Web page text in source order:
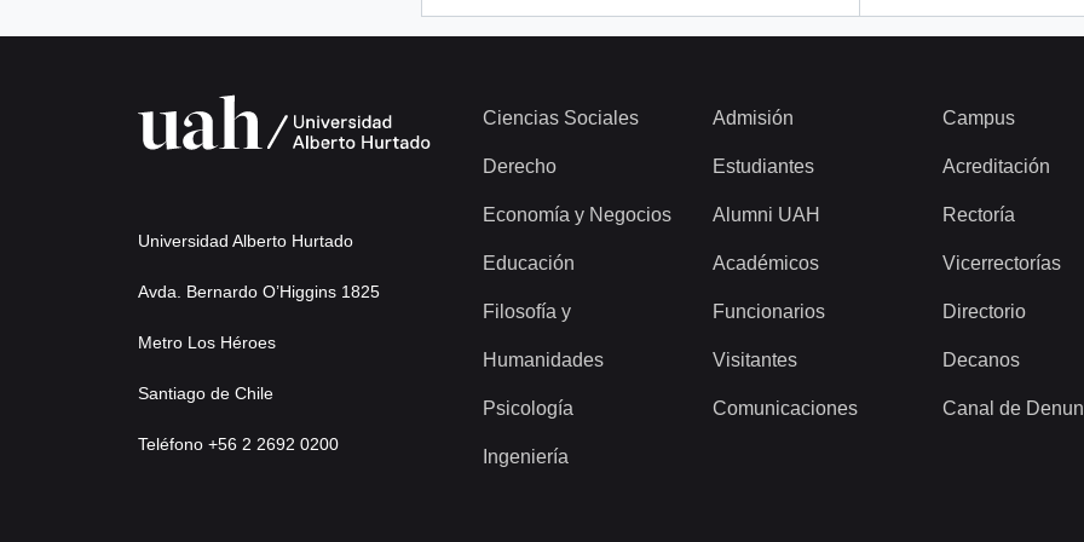
Universidad Alberto Hurtado
Avda. Bernardo O’Higgins 1825
Metro Los Héroes
Santiago de Chile
Teléfono +56 2 2692 0200
Ciencias Sociales
Derecho
Economía y Negocios
Educación
Filosofía y
Humanidades
Psicología
Ingeniería
Admisión
Estudiantes
Alumni UAH
Académicos
Funcionarios
Visitantes
Comunicaciones
Campus
Acreditación
Rectoría
Vicerrectorías
Directorio
Decanos
Canal de